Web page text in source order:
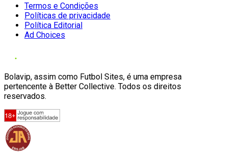
Termos e Condições
Políticas de privacidade
Política Editorial
Ad Choices
Bolavip, assim como Futbol Sites, é uma empresa
pertencente à Better Collective. Todos os direitos
reservados.